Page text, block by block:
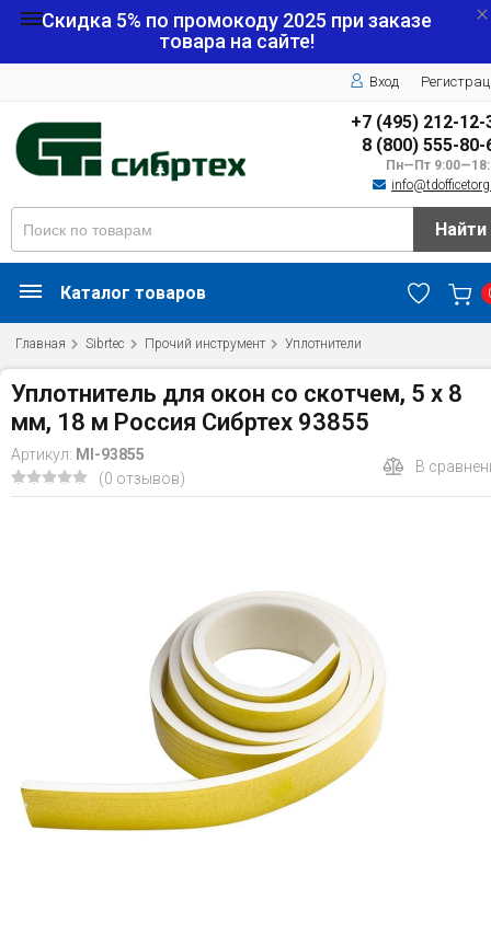
Скидка 5% по промокоду 2025 при заказе
товара на сайте!
Вход
+7 (495) 212-12-
8 (800) 555-80-
Пн—Пт
Найти
Каталог товаров
Главная Sibrtec Прочий инструмент Уплотнители
Уплотнитель для окон со скотчем, 5 х 8
мм, 18 м Россия Сибртех 93855
Артикул: MI-93855
(0 отзывов)
В